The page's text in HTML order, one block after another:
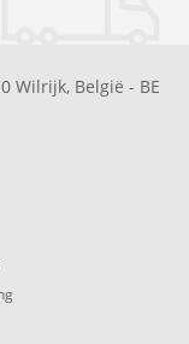
Wilrijk, België - BE